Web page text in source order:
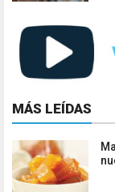
MÁS LEÍDAS